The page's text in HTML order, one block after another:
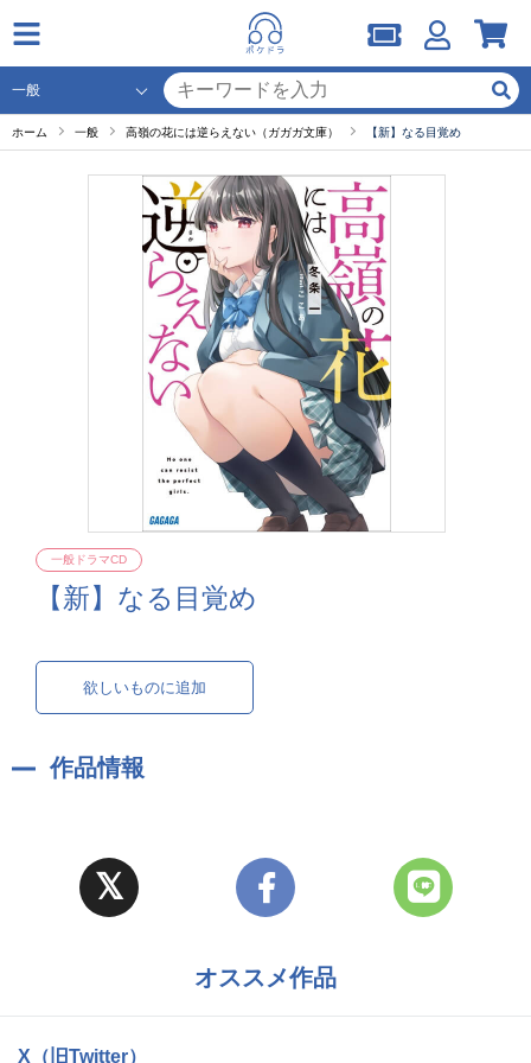
ホーム 一般 高嶺の花には逆らえない（ガガガ文庫） 【新】なる目覚め
【新】なる目覚め
一般ドラマCD
欲しいものに追加
作品情報
オススメ作品
X（旧Twitter）